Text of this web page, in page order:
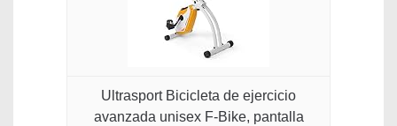
Ultrasport Bicicleta de ejercicio
avanzada unisex F-Bike, pantalla